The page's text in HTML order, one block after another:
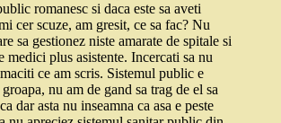
romanesc si daca este sa aveti
cer scuze, am gresit, ce sa fac? Nu
sa gestionez niste amarate de spitale si
medici plus asistente. Incercati sa nu
ce am scris. Sistemul public e
nu am de gand sa trag de el sa
dar asta nu inseamna ca asa e peste